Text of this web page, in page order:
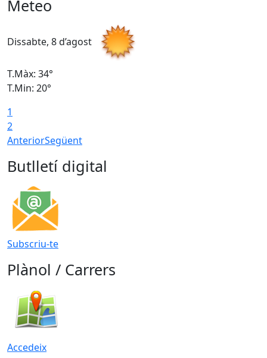
Meteo
Dissabte, 8 d’agost
T.Màx: 34°
T.Min: 20°
1
2
AnteriorSegüent
Butlletí digital
Subscriu-te
Plànol / Carrers
Accedeix